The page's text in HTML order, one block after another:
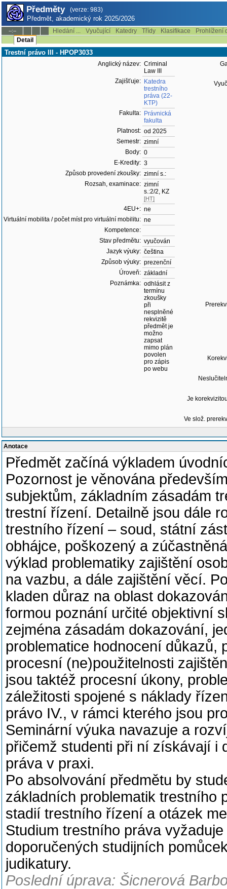
Předměty (verze: 983)
Předmět, akademický rok 2025/2026
--:-- Hledání ... Vyučující Katedry Třídy Klasifikace
Prohlížení
Detail
Trestní právo III - HPOP3033
Anglický název: Criminal
Law III
Zajišťuje: Katedra
trestního
práva (22-
KTP)
Fakulta: Právnická
fakulta
Platnost: od 2025
Semestr: zimní
Body: 0
E-Kredity: 3
Způsob provedení zkoušky: zimní s.:
Rozsah, examinace: zimní
s.:2/2, KZ
[HT]
4EU+: ne
Virtuální mobilita / počet míst pro virtuální mobilitu: ne
Kompetence:
Stav předmětu: vyučován
Jazyk výuky: čeština
Způsob výuky: prezenční
Úroveň: základní
Poznámka: odhlásit z
termínu
zkoušky
při
nesplněné
rekvizitě
předmět je
možno
zapsat
mimo plán
povolen
pro zápis
po webu
Je
Ve slož.
Anotace
Předmět začíná výkladem
Pozornost je věnována
subjektům, základním zásadám
trestní řízení. Detailně jsou dále
trestního řízení – soud, státní
obhájce, poškozený a
výklad problematiky zajištění
na vazbu, a dále zajištění věcí.
kladen důraz na oblast
formou poznání určité objektivní
zejména zásadám dokazování,
problematice hodnocení důkazů,
procesní (ne)použitelnosti
jsou taktéž procesní úkony,
záležitosti spojené s náklady
právo IV., v rámci kterého jsou
Seminární výuka navazuje a
přičemž studenti při ní získávají i
práva v praxi.
Po absolvování předmětu by
základních problematik trestního
stadií trestního řízení a otázek
Studium trestního práva
doporučených studijních
judikatury.
Poslední úprava: Šicnerová